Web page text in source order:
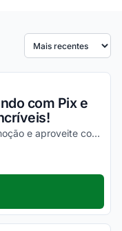
Ordenar por
com Pix e
Confira todos os detalhes dessa promoção e aproveite com vantagens simplesmente incríveis!